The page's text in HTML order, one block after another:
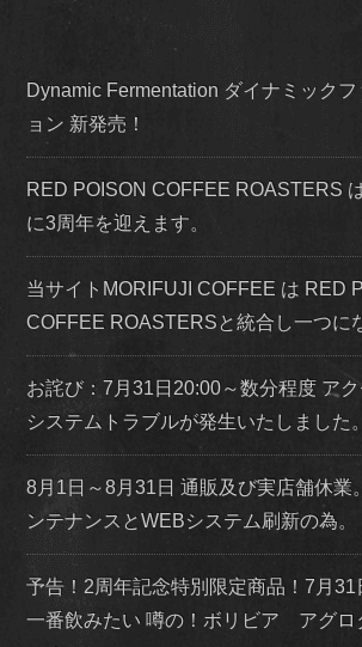
Dynamic Fermentation ダイナミック
ョン 新発売！
RED POISON COFFEE ROASTERS
に3周年を迎えます。
当サイトMORIFUJI COFFEE は RED
COFFEE ROASTERSと統合し一つに
お詫び：7月31日20:00～数分程度 ア
システムトラブルが発生いたしました。
8月1日～8月31日 通販及び実店舗休業
ンテナンスとWEBシステム刷新の為。
予告！2周年記念特別限定商品！7月31
一番飲みたい 噂の！ボリビア アグ